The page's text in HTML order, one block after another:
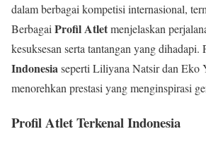
dalam berbagai kompetisi internasional,
Berbagai Profil Atletmenjelaskan
kesuksesan serta tantangan yang dihadapi.
Indonesiaseperti Liliyana Natsir dan Eko
menorehkan prestasi yang menginspirasi
Profil Atlet Terkenal Indonesia